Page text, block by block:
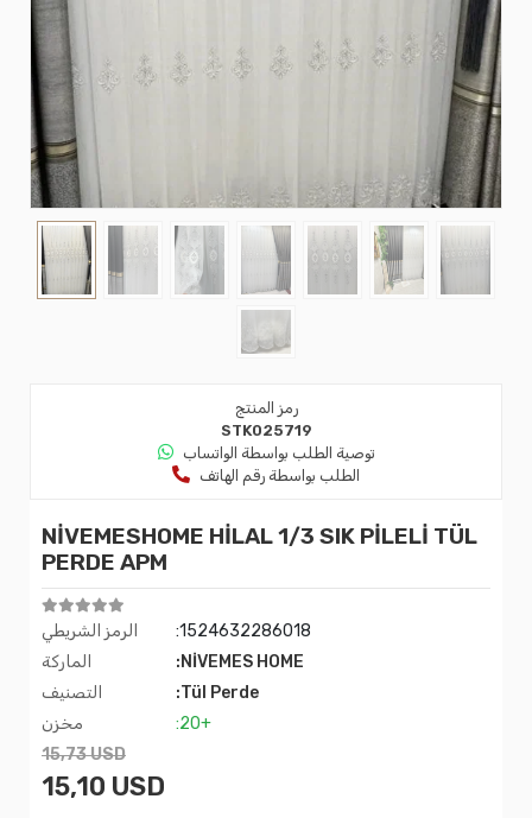
رمز المنتج
STK025719
توصية الطلب بواسطة الواتساب
الطلب بواسطة رقم الهاتف
NİVEMESHOME HİLAL 1/3 SIK PİLELİ TÜL
PERDE APM
الرمز الشريطي
:1524632286018
الماركة
:NİVEMES HOME
التصنيف
:Tül Perde
مخزن
:20+
15,73 USD
15,10 USD